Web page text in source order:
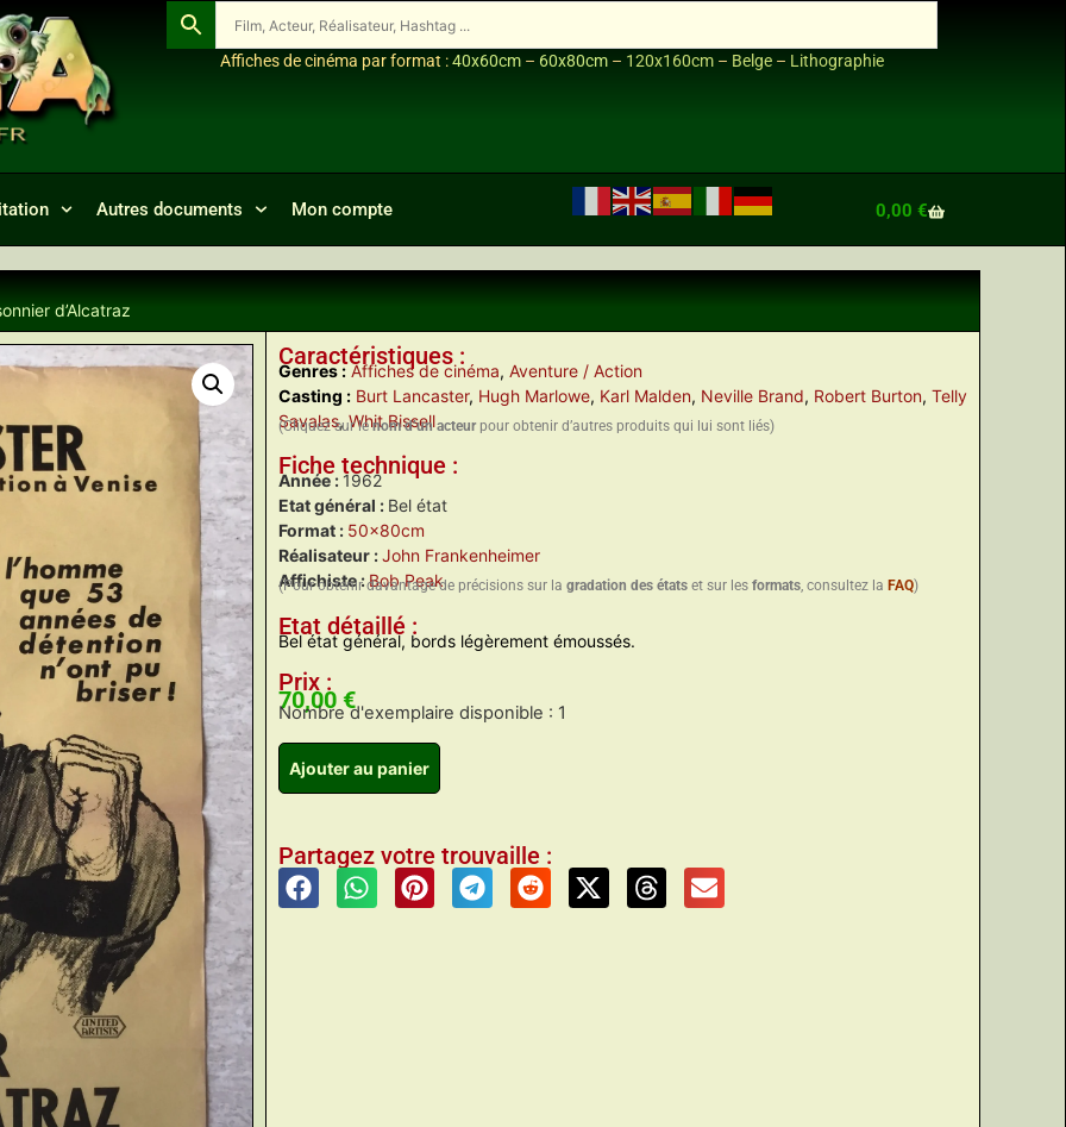
Affiches de cinéma par format :40x60cm – 60x80cm – 120x160cm – Belge – Lithographie
Autres documents Mon compte 0,00 €
d’Alcatraz
Caractéristiques :
Genres : Affiches de cinéma, Aventure / Action
Casting : Burt Lancaster, Hugh Marlowe, Karl Malden, Neville Brand, Robert Burton, Telly
Savalas,Whit Bissell
(Cliquez sur lenom d’un acteurpour obtenir d’autres produits qui lui sont liés)
Fiche technique :
Année : 1962
Etat général : Bel état
Format : 50x80cm
Réalisateur :John Frankenheimer
Affichiste :Bob Peak
(Pour obtenir davantage de précisions sur la gradation des états et sur les formats, consultez la FAQ)
Etat détaillé :
Bel état général, bords légèrement émoussés.
Prix :
70,00 €
Nombre d'exemplaire disponible : 1
Ajouter au panier
Partagez votre trouvaille :